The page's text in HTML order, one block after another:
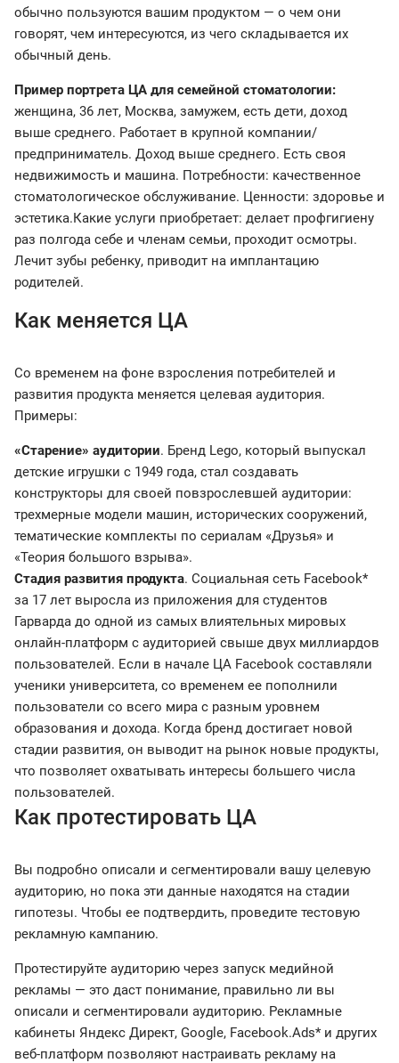
обычно пользуются вашим продуктом — о чем они
говорят, чем интересуются, из чего складывается их
обычный день.
Пример портрета ЦА для семейной стоматологии:
женщина, 36 лет, Москва, замужем, есть дети, доход
выше среднего. Работает в крупной компании/
предприниматель. Доход выше среднего. Есть своя
недвижимость и машина. Потребности: качественное
стоматологическое обслуживание. Ценности: здоровье и
эстетика.Какие услуги приобретает: делает профгигиену
раз полгода себе и членам семьи, проходит осмотры.
Лечит зубы ребенку, приводит на имплантацию
родителей.
Как меняется ЦА
Со временем на фоне взросления потребителей и
развития продукта меняется целевая аудитория.
Примеры:
«Старение» аудитории. Бренд Lego, который выпускал
детские игрушки с 1949 года, стал создавать
конструкторы для своей повзрослевшей аудитории:
трехмерные модели машин, исторических сооружений,
тематические комплекты по сериалам «Друзья» и
«Теория большого взрыва».
Стадия развития продукта. Социальная сеть Facebook*
за 17 лет выросла из приложения для студентов
Гарварда до одной из самых влиятельных мировых
онлайн-платформ с аудиторией свыше двух миллиардов
пользователей. Если в начале ЦА Facebook составляли
ученики университета, со временем ее пополнили
пользователи со всего мира с разным уровнем
образования и дохода. Когда бренд достигает новой
стадии развития, он выводит на рынок новые продукты,
что позволяет охватывать интересы большего числа
пользователей.
Как протестировать ЦА
Вы подробно описали и сегментировали вашу целевую
аудиторию, но пока эти данные находятся на стадии
гипотезы. Чтобы ее подтвердить, проведите тестовую
рекламную кампанию.
Протестируйте аудиторию через запуск медийной
рекламы — это даст понимание, правильно ли вы
описали и сегментировали аудиторию. Рекламные
кабинеты Яндекс Директ, Google, Facebook.Ads* и других
веб-платформ позволяют настраивать рекламу на